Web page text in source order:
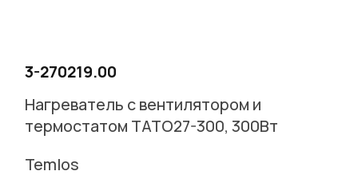
3-270219.00
Нагреватель с вентилятором и
термостатом TATO27-300, 300Вт
Temlos